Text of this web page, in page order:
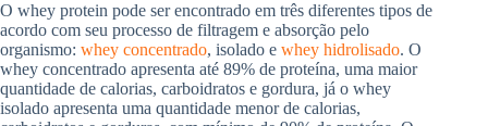
O whey protein pode ser encontrado em três diferentes tipos de
acordo com seu processo de filtragem e absorção pelo
organismo: whey concentrado, isolado e whey hidrolisado. O
whey concentrado apresenta até 89% de proteína, uma maior
quantidade de calorias, carboidratos e gordura, já o whey
isolado apresenta uma quantidade menor de calorias,